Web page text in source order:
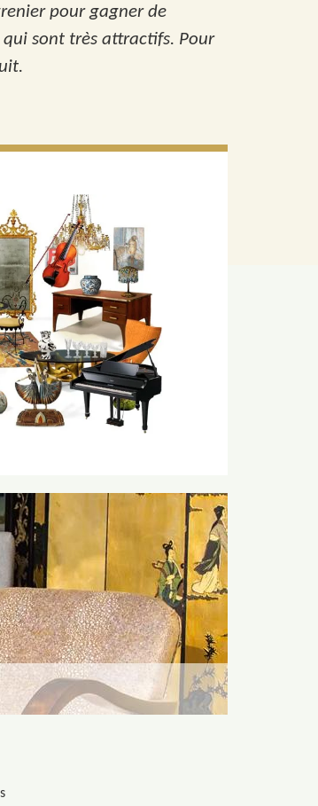
pour gagner de
sont très attractifs. Pour